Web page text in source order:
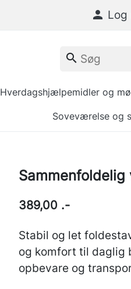
 Log
Hverdagshjælpemidler og
Soveværelse og
search
389,00 .-
Stabil og let
og komfort til daglig
opbevare og